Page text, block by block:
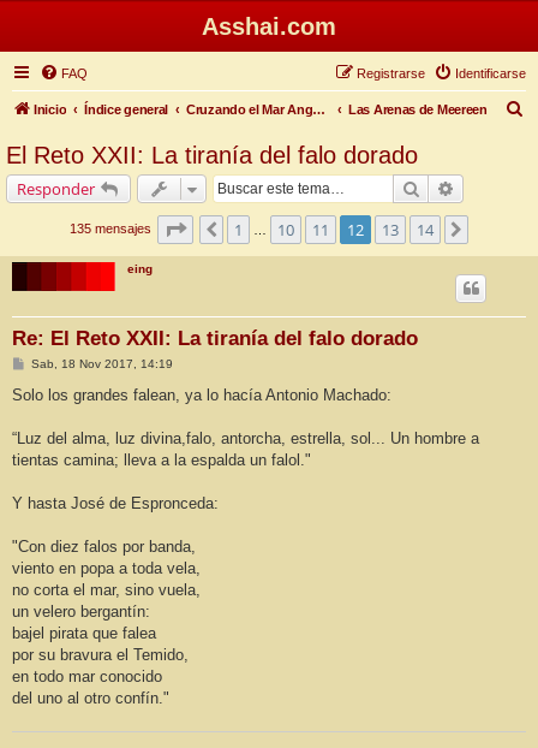
Asshai.com
FAQ Identificarse
Registrarse
Inicio Índice general Cruzando el Mar Angosto Las Arenas de Meereen
El Reto XXII: La tiranía del falo dorado
Responder Buscar
135 mensajes Página12de14
Anterior
1 10 11 12 13 14
eing
Re: El Reto XXII: La tiranía del falo dorado
M
n
j
Sab, 18 Nov 2017, 14:19
Solo los grandes falean, ya lo hacía Antonio Machado:
“Luz del alma, luz divina,falo, antorcha, estrella, sol... Un hombre a
tientas camina; lleva a la espalda un falol."
Y hasta José de Espronceda:
"Con diez falos por banda,
viento en popa a toda vela,
no corta el mar, sino vuela,
un velero bergantín:
bajel pirata que falea
por su bravura el Temido,
en todo mar conocido
del uno al otro confín."